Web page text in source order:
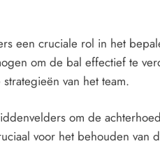
een cruciale rol in het
om de bal effectief te
van het team.
om de
voor het behouden van